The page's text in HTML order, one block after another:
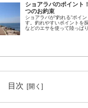
ショアラバのポイント
つのお約束
ショアラバが“釣れる”ポイ
す。釣れやすいポイントを
などのエサを使って陸っぱ
目次